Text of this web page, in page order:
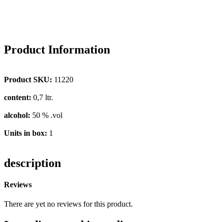
Product Information
Product SKU: 11220
content: 0,7 ltr.
alcohol: 50 % .vol
Units in box: 1
description
Reviews
There are yet no reviews for this product.